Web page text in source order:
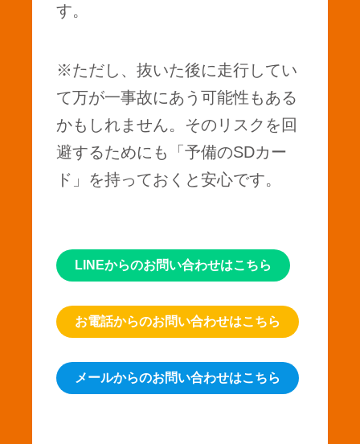
す。
※ただし、抜いた後に走行してい
て万が一事故にあう可能性もある
かもしれません。そのリスクを回
避するためにも「予備のSDカー
ド」を持っておくと安心です。
LINEからのお問い合わせはこちら
お電話からのお問い合わせはこちら
メールからのお問い合わせはこちら